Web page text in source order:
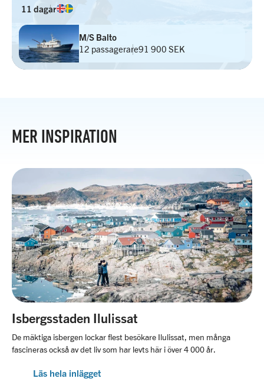
11 dagar
M/S Balto
12 passagerare91 900 SEK
MER INSPIRATION
Isbergsstaden Ilulissat
De mäktiga isbergen lockar flest besökare Ilulissat, men många
fascineras också av det liv som har levts här i över 4 000 år.
Läs hela inlägget